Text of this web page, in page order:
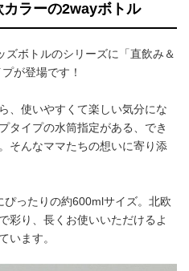
ラーの2wayボトル
ボトルのシリーズに「直飲み＆
が登場です！
、使いやすくて楽しい気分にな
タイプの水筒指定がある、でき
そんなママたちの想いに寄り添
ったりの約600mlサイズ。北欧
彩り、長くお使いいただけるよ
います。